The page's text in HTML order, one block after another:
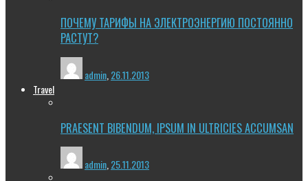
ПОЧЕМУ ТАРИФЫ НА ЭЛЕКТРОЭНЕРГИЮ ПОСТОЯННО
РАСТУТ?
admin 26.11.2013
Travel
PRAESENT BIBENDUM, IPSUM IN ULTRICIES ACCUMSAN
admin,25.11.2013